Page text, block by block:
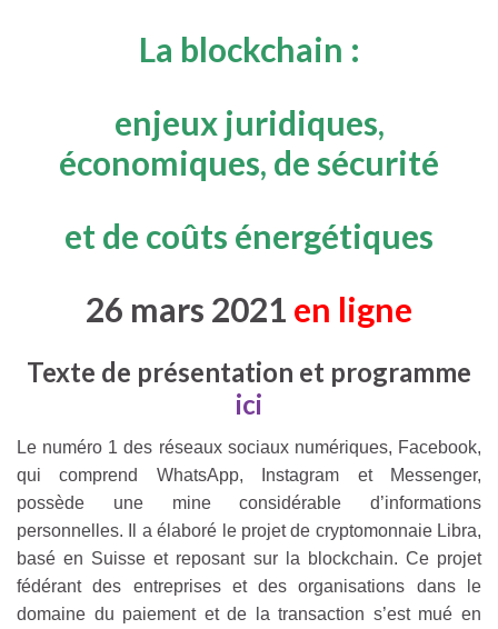
La blockchain :
enjeux juridiques,
économiques, de sécurité
et de coûts énergétiques
26 mars 2021 en ligne
Texte de présentation et programme
ici
Le numéro 1 des réseaux sociaux numériques, Facebook,
qui comprend WhatsApp, Instagram et Messenger,
possède une mine considérable d’informations
personnelles. Il a élaboré le projet de cryptomonnaie Libra,
basé en Suisse et reposant sur la blockchain. Ce projet
fédérant des entreprises et des organisations dans le
domaine du paiement et de la transaction s’est mué en